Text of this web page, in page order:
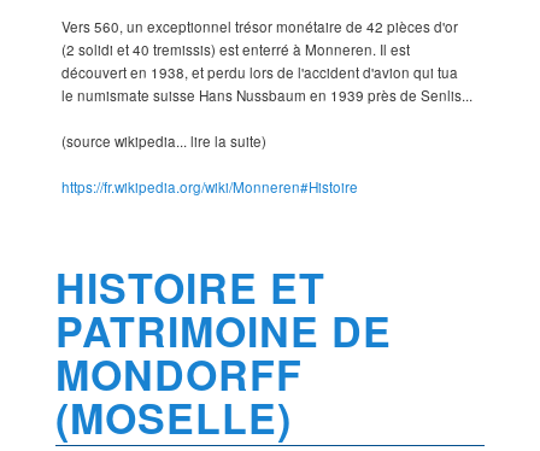
Vers 560, un exceptionnel trésor monétaire de 42 pièces d'or
(2 solidi et 40 tremissis) est enterré à Monneren. Il est
découvert en 1938, et perdu lors de l'accident d'avion qui tua
le numismate suisse Hans Nussbaum en 1939 près de Senlis...
(source wikipedia... lire la suite)
https://fr.wikipedia.org/wiki/Monneren#Histoire
HISTOIRE ET
PATRIMOINE DE
MONDORFF
(MOSELLE)